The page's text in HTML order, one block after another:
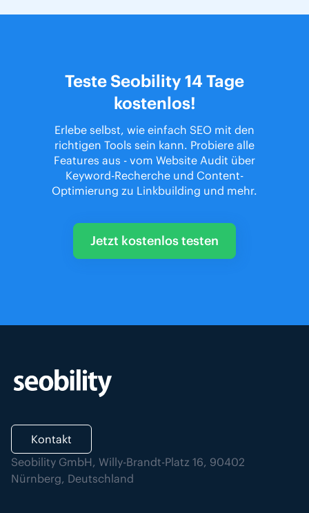
Teste Seobility 14 Tage
kostenlos!
Erlebe selbst, wie einfach SEO mit den
richtigen Tools sein kann. Probiere alle
Features aus - vom Website Audit über
Keyword-Recherche und Content-
Optimierung zu Linkbuilding und mehr.
Jetzt kostenlos testen
Kontakt
Seobility GmbH, Willy-Brandt-Platz 16, 90402
Nürnberg, Deutschland